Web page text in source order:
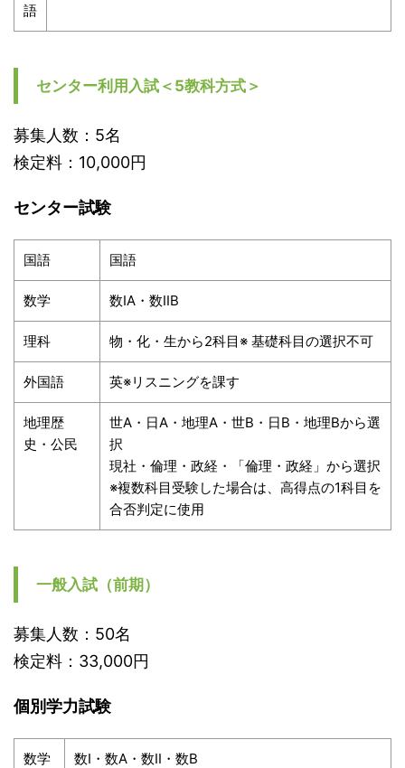
語
センター利用入試＜5教科方式＞
募集人数：5名
検定料：10,000円
センター試験
国語 国語
数学 数IA・数IIB
理科 物・化・生から2科目※ 基礎科目の選択不可
外国語 英※リスニングを課す
地理歴
史・公民
世A・日A・地理A・世B・日B・地理Bから選
択
現社・倫理・政経・「倫理・政経」から選択
※複数科目受験した場合は、高得点の1科目を
合否判定に使用
一般入試（前期）
募集人数：50名
検定料：33,000円
個別学力試験
数学 数I・数A・数II・数B